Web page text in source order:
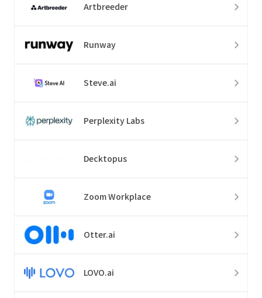
Artbreeder
Runway
Steve.ai
Perplexity Labs
Decktopus
Zoom Workplace
Otter.ai
LOVO.ai